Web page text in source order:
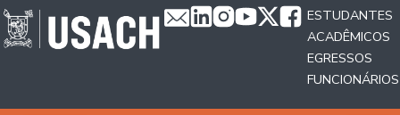
Passar para o conteúdo principal
ESTUDANTES
ACADÊMICOS
EGRESSOS
FUNCIONÁRIOS